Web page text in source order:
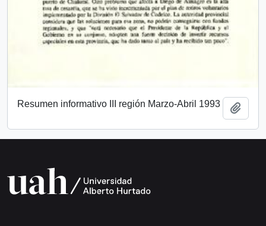
Resumen informativo III región Marzo-Abril 1993